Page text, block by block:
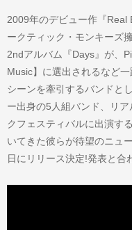
2009年のデビュー作『Real
ークティック・モンキーズ
2ndアルバム『Days』が、
Music】に選出されるなど
シーンを牽引するバンドと
ー出身の5人組バンド、リ
クフェスティバルに出演す
いてきた彼らが待望のニュ
日にリリース決定!発表と合